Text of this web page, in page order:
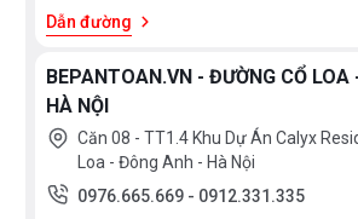
Độ ồn: 40 – 65 dB (tốc
ồn môi trường)
Dẫn đường
BEPANTOAN.VN - ĐƯỜNG CỔ
HÀ NỘI
Căn 08 - TT1.4 Khu Dự Án Calyx
Loa - Đông Anh - Hà Nội
0976.665.669 - 0912.331.335